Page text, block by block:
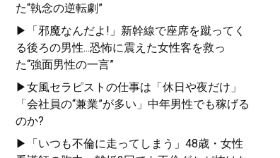
た“執念の逆転劇”
▶「邪魔なんだよ!」新幹線で座席を蹴ってく
る後ろの男性...恐怖に震えた女性客を救っ
た“強面男性の一言”
▶女風セラピストの仕事は「休日や夜だけ」
「会社員の“兼業”が多い」中年男性でも稼げる
のか?
▶「いつも不倫に走ってしまう」48歳・女性